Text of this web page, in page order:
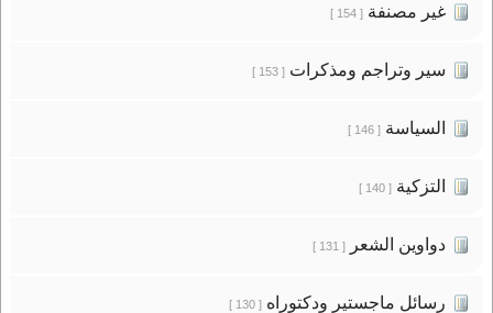
غير مصنفة[ 154 ]
سير وتراجم ومذكرات[ 153 ]
السياسة[ 146 ]
التزكية[ 140 ]
دواوين الشعر[ 131 ]
رسائل ماجستير ودكتوراه[ 130 ]